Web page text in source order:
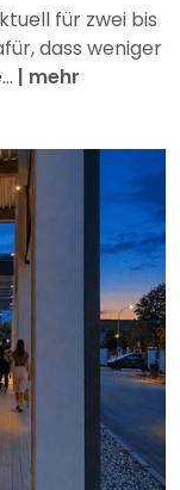
für zwei bis
dass weniger
| mehr